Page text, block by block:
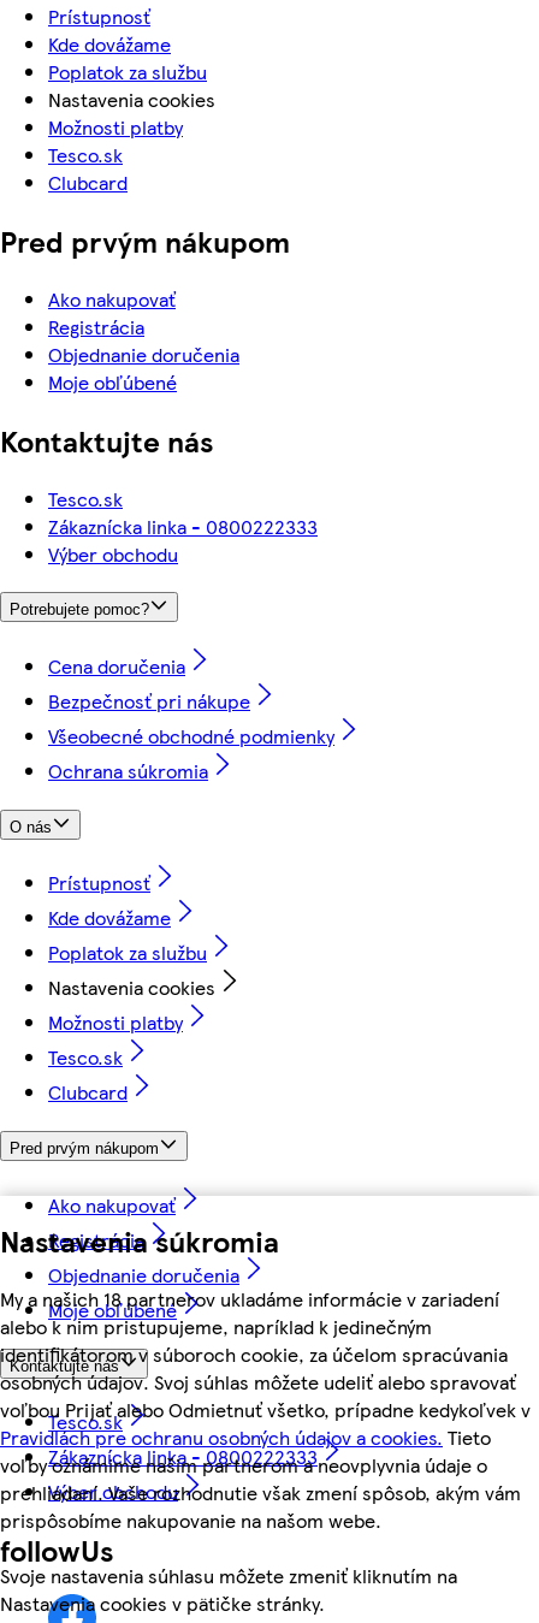
Nastavenia súkromia
My a našich 18 partnerov ukladáme informácie v zariadení
alebo k nim pristupujeme, napríklad k jedinečným
identifikátorom v súboroch cookie, za účelom spracúvania
osobných údajov. Svoj súhlas môžete udeliť alebo spravovať
voľbou Prijať alebo Odmietnuť všetko, prípadne kedykoľvek v
Pravidlách pre ochranu osobných údajov a cookies. Tieto
voľby oznámime našim partnerom a neovplyvnia údaje o
prehliadaní. Vaše rozhodnutie však zmení spôsob, akým vám
prispôsobíme nakupovanie na našom webe.
Svoje nastavenia súhlasu môžete zmeniť kliknutím na
Nastavenia cookies v pätičke stránky.
Prístupnosť
Kde dovážame
Poplatok za službu
Nastavenia cookies
Možnosti platby
Tesco.sk
Clubcard
Pred prvým nákupom
Ako nakupovať
Registrácia
Objednanie doručenia
Moje obľúbené
Kontaktujte nás
Tesco.sk
Zákaznícka linka - 0800222333
Výber obchodu
Potrebujete pomoc?
Cena doručenia
Bezpečnosť pri nákupe
Všeobecné obchodné podmienky
Ochrana súkromia
O nás
Prístupnosť
Kde dovážame
Poplatok za službu
Nastavenia cookies
Možnosti platby
Tesco.sk
Clubcard
Pred prvým nákupom
Ako nakupovať
Registrácia
Objednanie doručenia
Moje obľúbené
Kontaktujte nás
Tesco.sk
Zákaznícka linka - 0800222333
Výber obchodu
followUs